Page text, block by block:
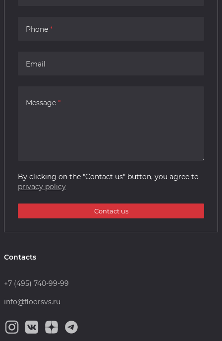
Contacts
+7 (495) 740-99-99
info@floorsvs.ru
Phone
Email
Message
By clicking on the "Contact us" button, you agree to
privacy policy
Contact us